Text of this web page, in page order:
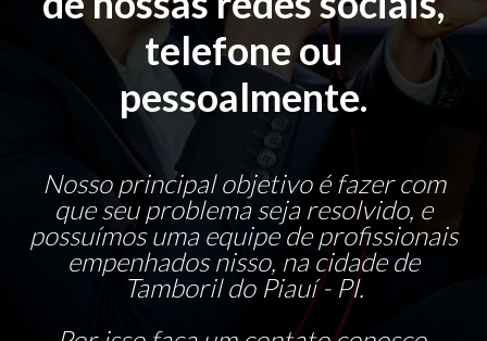
telefone ou
pessoalmente.
Nosso principal objetivo é fazer com
que seu problema seja resolvido, e
possuímos uma equipe de profissionais
empenhados nisso, na cidade de
Tamboril do Piauí - PI.